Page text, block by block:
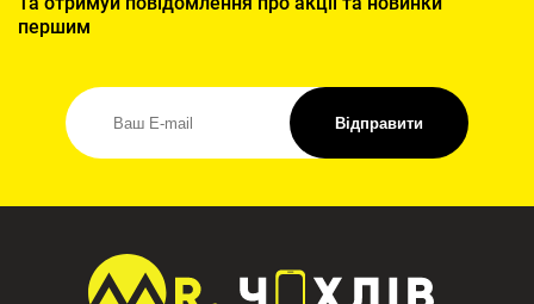
першим
Відправити